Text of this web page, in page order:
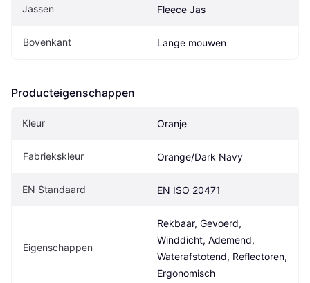
Jassen Fleece Jas
Bovenkant Lange mouwen
Producteigenschappen
Kleur Oranje
Fabriekskleur Orange/Dark Navy
EN Standaard EN ISO 20471
Eigenschappen
Rekbaar, Gevoerd,
Winddicht, Ademend,
Waterafstotend, Reflectoren,
Ergonomisch